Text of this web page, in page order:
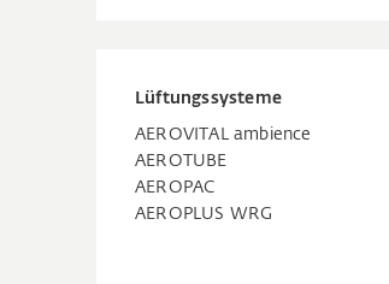
Lüftungssysteme
AEROVITAL ambience
AEROTUBE
AEROPAC
AEROPLUS WRG